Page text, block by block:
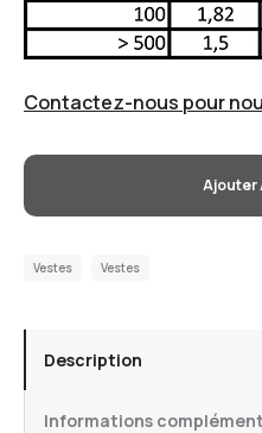
Contactez-nous pour
Ajouter
Vestes Vestes
Description
Informations